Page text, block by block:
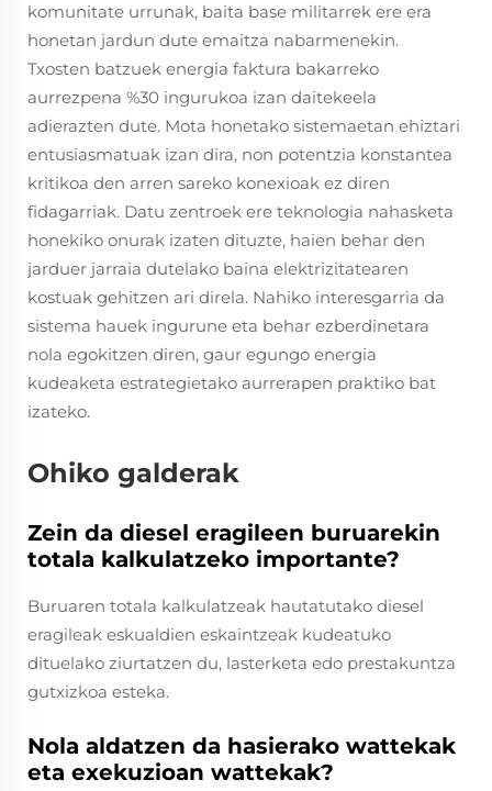
komunitate urrunak, baita base militarrek ere era
honetan jardun dute emaitza nabarmenekin.
Txosten batzuek energia faktura bakarreko
aurrezpena %30 ingurukoa izan daitekeela
adierazten dute. Mota honetako sistemaetan ehiztari
entusiasmatuak izan dira, non potentzia konstantea
kritikoa den arren sareko konexioak ez diren
fidagarriak. Datu zentroek ere teknologia nahasketa
honekiko onurak izaten dituzte, haien behar den
jarduer jarraia dutelako baina elektrizitatearen
kostuak gehitzen ari direla. Nahiko interesgarria da
sistema hauek ingurune eta behar ezberdinetara
nola egokitzen diren, gaur egungo energia
kudeaketa estrategietako aurrerapen praktiko bat
izateko.
Ohiko galderak
Zein da diesel eragileen buruarekin
totala kalkulatzeko importante?
Buruaren totala kalkulatzeak hautatutako diesel
eragileak eskualdien eskaintzeak kudeatuko
dituelako ziurtatzen du, lasterketa edo prestakuntza
gutxizkoa esteka.
Nola aldatzen da hasierako wattekak
eta exekuzioan wattekak?